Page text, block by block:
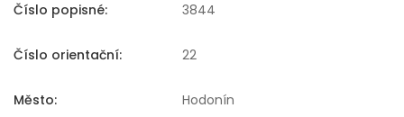
Číslo popisné: 3844
Číslo orientační: 22
Město: Hodonín